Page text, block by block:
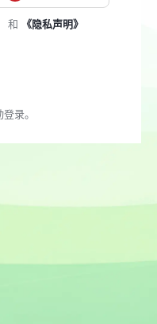
和 《隐私声明》
录。